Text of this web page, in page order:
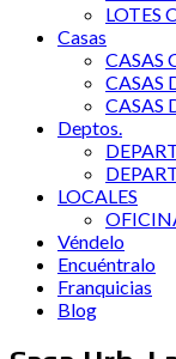
LOTES
Casas
CASAS
CASAS
CASAS
Deptos.
LOCALES
Véndelo
Encuéntralo
Franquicias
Blog